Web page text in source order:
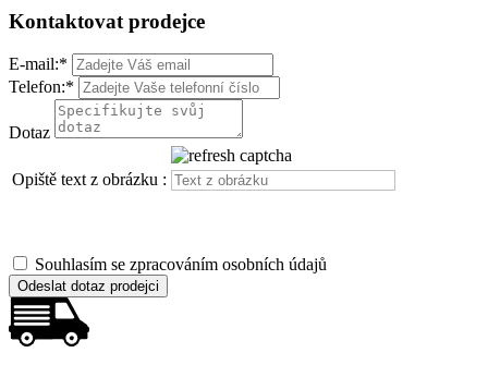
Kontaktovat prodejce
E-mail:*
Telefon:*
Dotaz
Opiště text z obrázku :
Souhlasím se zpracováním osobních údajů
Odeslat dotaz prodejci